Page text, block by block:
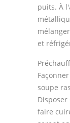
puits. À
et
soupe
faire